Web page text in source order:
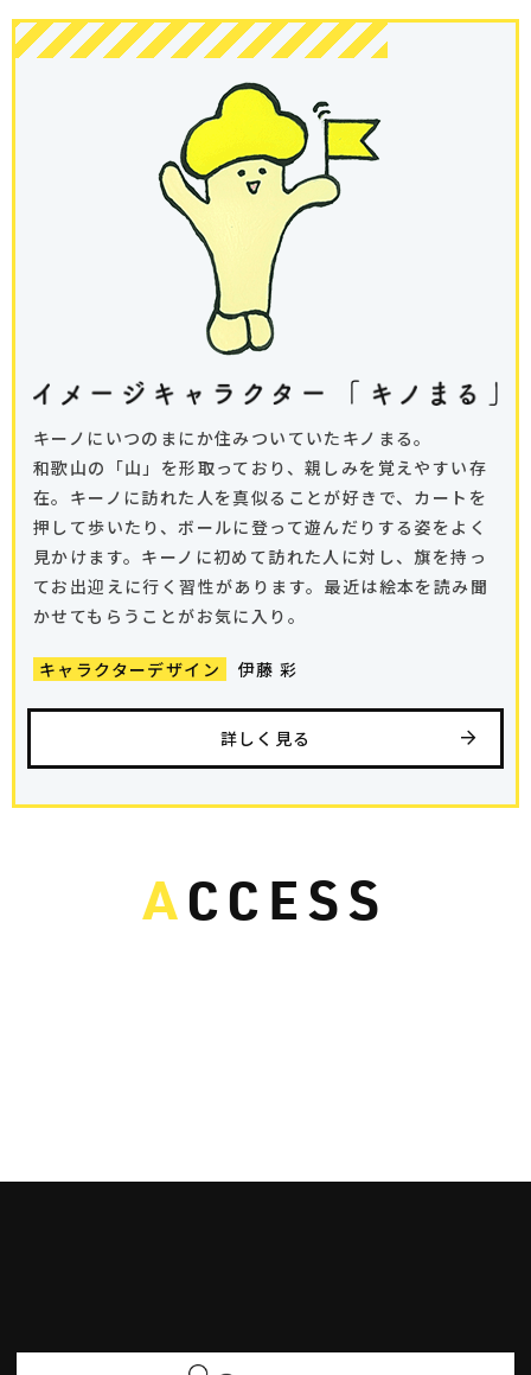
キーノにいつのまにか住みついていたキノまる。
和歌山の「山」を形取っており、親しみを覚えやすい存
在。 キーノに訪れた人を真似ることが好きで、カートを
押して歩いたり、ボールに登って遊んだりする姿をよく
見かけます。 キーノに初めて訪れた人に対し、旗を持っ
てお出迎えに行く習性があります。最近は絵本を読み聞
かせてもらうことがお気に入り。
キャラクターデザイン 伊藤 彩
詳しく見る
A CCESS